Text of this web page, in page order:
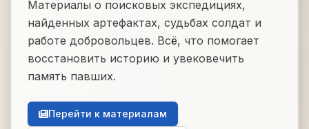
Материалы о поисковых экспедициях,
найденных артефактах, судьбах солдат и
работе добровольцев. Всё, что помогает
восстановить историю и увековечить
память павших.
Перейти к материалам